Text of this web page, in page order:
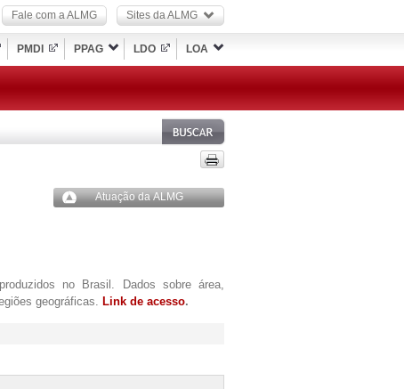
Fale com a ALMG Sites da ALMG
PMDI PPAG LDO LOA
Atuação da ALMG
no Brasil. Dados sobre área,
geográficas. Link de acesso.